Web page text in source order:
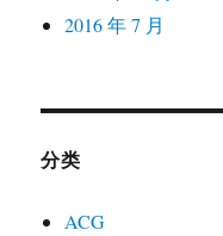
2016 年 7 月
分类
ACG